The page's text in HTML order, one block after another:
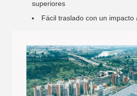
superiores
Fácil traslado con un